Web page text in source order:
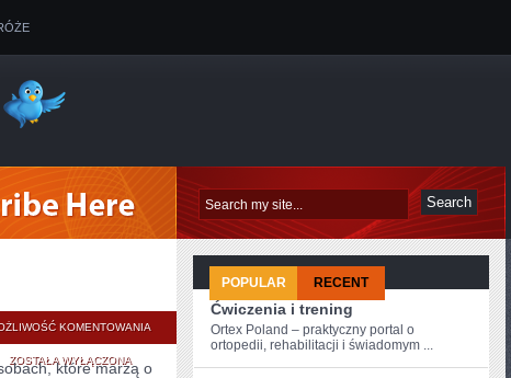
KOMENTOWANIA HISTORIA
ZOSTAŁA WYŁĄCZONA
które marzą o
POPULAR RECENT
Ćwiczenia i trening
Ortex Poland – praktyczny portal o
ortopedii, rehabilitacji i świadomym ...